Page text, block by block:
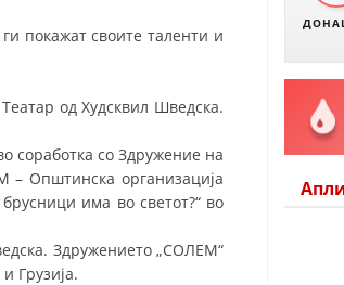
РАЗВОЈ
ПОСТАВЕНОСТ
покажат своите таленти и
од Худсквил Шведска.
соработка со Здружение на
– Општинска организација
има во светот?“ во
Здружението „СОЛЕМ“
Грузија.